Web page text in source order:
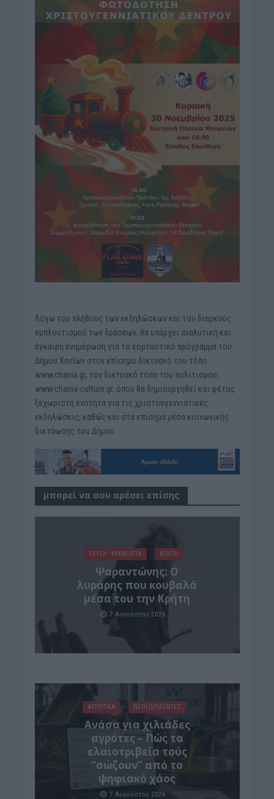
Λόγω του πλήθους των εκδηλώσεων και του διαρκούς
εμπλουτισμού των δράσεων, θα υπάρχει αναλυτική και
έγκαιρη ενημέρωση για το εορταστικό πρόγραμμα του
Δήμου Χανίων στον επίσημο δικτυακό του τόπο
www.chania.gr, τον δικτυακό τόπο του πολιτισμού,
www.chania-culture.gr, όπου θα δημιουργηθεί και φέτος
ξεχωριστή ενότητα για τις χριστουγεννιάτικες
εκδηλώσεις, καθώς και στα επίσημα μέσα κοινωνικής
δικτύωσης του Δήμου.
μπορεί να σου αρέσει επίσης
ΓΕΎΣΗ - ΨΥΧΑΓΩΓΊΑ ΚΡΗΤΗ
Ψαραντώνης: Ο
λυράρης που κουβαλά
μέσα του την Κρήτη
7 Αυγούστου 2026
ΑΓΡΟΤΙΚΑ ΝΕΟΙ ΟΡΙΖΟΝΤΕΣ
Ανάσα για χιλιάδες
αγρότες – Πώς τα
ελαιοτριβεία τούς
“σώζουν” από το
ψηφιακό χάος
7 Αυγούστου 2026